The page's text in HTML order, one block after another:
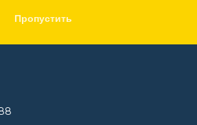
Пропустить